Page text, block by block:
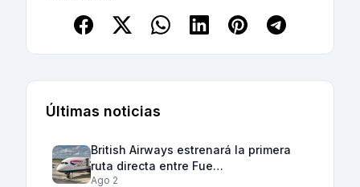
Últimas noticias
British Airways estrenará la primera
ruta directa entre Fue…
Ago 2